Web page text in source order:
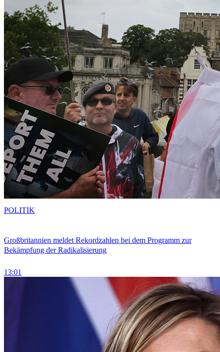
Großbritannien meldet Rekordzahlen bei dem Programm zur
Bekämpfung der Radikalisierung
13:01
POLITIK